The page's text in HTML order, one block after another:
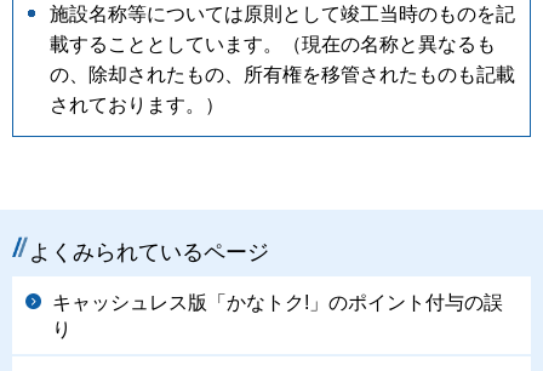
施設名称等については原則として竣工当時のものを記
載することとしています。（現在の名称と異なるも
の、除却されたもの、所有権を移管されたものも記載
されております。）
よくみられているページ
キャッシュレス版「かなトク!」のポイント付与の誤
り